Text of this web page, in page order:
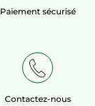
Paiement sécurisé
Contactez-nous